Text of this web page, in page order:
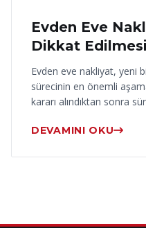
16 Haziran 2026
Evden Eve
Dikkat
Evden eve nakliyat, yeni
sürecinin en önemli
kararı alındıktan sonra
DEVAMINI OKU